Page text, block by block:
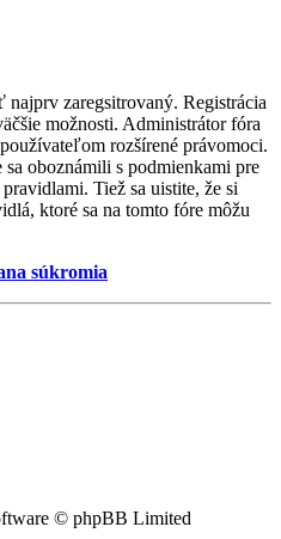
zaregsitrovaný. Registrácia
možnosti. Administrátor fóra
rozšírené právomoci.
sa oboznámili s podmienkami pre
Tiež sa uistite, že si
ktoré sa na tomto fóre môžu
súkromia
© phpBB Limited